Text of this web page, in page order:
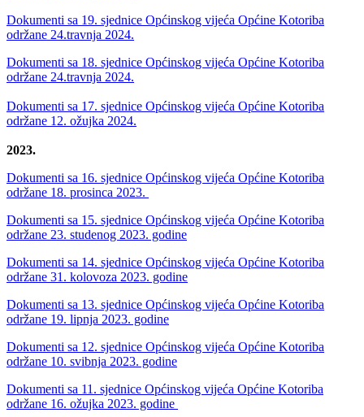
Dokumenti sa 19. sjednice Općinskog vijeća Općine Kotoriba
održane 24.travnja 2024.
Dokumenti sa 18. sjednice Općinskog vijeća Općine Kotoriba
održane 24.travnja 2024.
Dokumenti sa 17. sjednice Općinskog vijeća Općine Kotoriba
održane 12. ožujka 2024.
2023.
Dokumenti sa 16. sjednice Općinskog vijeća Općine Kotoriba
održane 18. prosinca 2023.
Dokumenti sa 15. sjednice Općinskog vijeća Općine Kotoriba
održane 23. studenog 2023. godine
Dokumenti sa 14. sjednice Općinskog vijeća Općine Kotoriba
održane 31. kolovoza 2023. godine
Dokumenti sa 13. sjednice Općinskog vijeća Općine Kotoriba
održane 19. lipnja 2023. godine
Dokumenti sa 12. sjednice Općinskog vijeća Općine Kotoriba
održane 10. svibnja 2023. godine
Dokumenti sa 11. sjednice Općinskog vijeća Općine Kotoriba
održane 16. ožujka 2023. godine